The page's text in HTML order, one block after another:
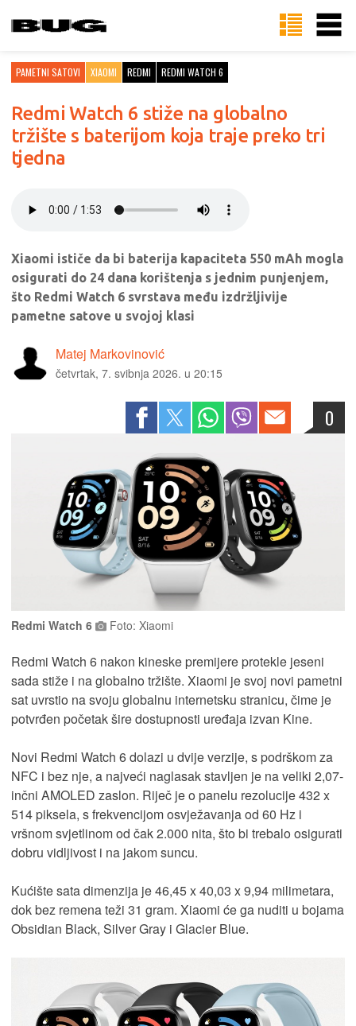
PAMETNI SATOVI XIAOMI REDMI REDMI WATCH 6
Redmi Watch 6 stiže na globalno
tržište s baterijom koja traje preko tri
tjedna
Xiaomi ističe da bi baterija kapaciteta 550 mAh mogla
osigurati do 24 dana korištenja s jednim punjenjem,
što Redmi Watch 6 svrstava među izdržljivije
pametne satove u svojoj klasi
Matej Markovinović
četvrtak, 7. svibnja 2026. u 20:15
0
Redmi Watch 6 Foto: Xiaomi
Redmi Watch 6 nakon kineske premijere protekle jeseni
sada stiže i na globalno tržište. Xiaomi je svoj novi pametni
sat uvrstio na svoju globalnu internetsku stranicu, čime je
potvrđen početak šire dostupnosti uređaja izvan Kine.
Novi Redmi Watch 6 dolazi u dvije verzije, s podrškom za
NFC i bez nje, a najveći naglasak stavljen je na veliki 2,07-
inčni AMOLED zaslon. Riječ je o panelu rezolucije 432 x
514 piksela, s frekvencijom osvježavanja od 60 Hz i
vršnom svjetlinom od čak 2.000 nita, što bi trebalo osigurati
dobru vidljivost i na jakom suncu.
Kućište sata dimenzija je 46,45 x 40,03 x 9,94 milimetara,
dok bez remena teži 31 gram. Xiaomi će ga nuditi u bojama
Obsidian Black, Silver Gray i Glacier Blue.